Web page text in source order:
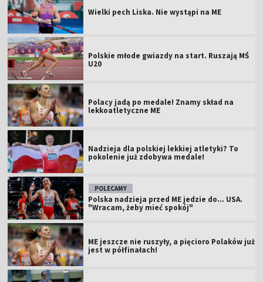
Wielki pech Liska. Nie wystąpi na ME
Polskie młode gwiazdy na start. Ruszają MŚ
U20
Polacy jadą po medale! Znamy skład na
lekkoatletyczne ME
Nadzieja dla polskiej lekkiej atletyki? To
pokolenie już zdobywa medale!
POLECAMY
Polska nadzieja przed ME jedzie do... USA.
"Wracam, żeby mieć spokój"
ME jeszcze nie ruszyły, a pięcioro Polaków już
jest w półfinałach!